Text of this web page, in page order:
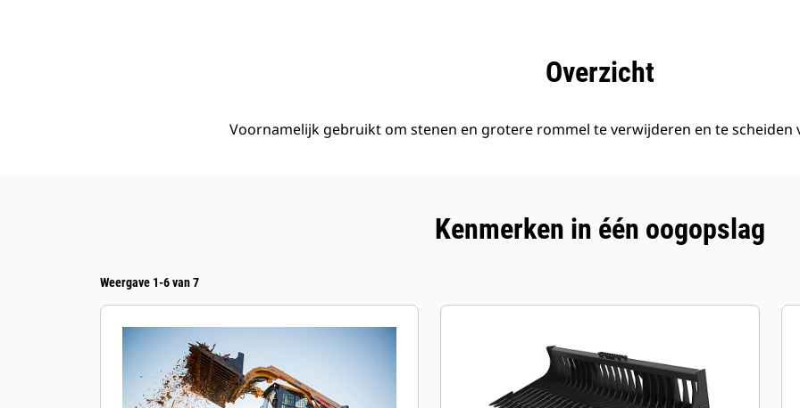
Overzicht
Voornamelijk gebruikt om stenen en grotere rommel te verwijderen en te scheiden
Kenmerken in één oogopslag
Weergave 1-6 van 7